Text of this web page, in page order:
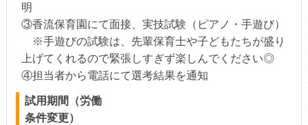
明
③香流保育園にて面接、実技試験（ピアノ・手遊び）
※手遊びの試験は、先輩保育士や子どもたちが盛り
上げてくれるので緊張しすぎず楽しんでください◎
④担当者から電話にて選考結果を通知
試用期間（労働
条件変更）